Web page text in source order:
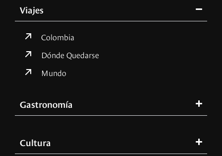
Viajes
Colombia
Dónde Quedarse
Mundo
Gastronomía
Cultura